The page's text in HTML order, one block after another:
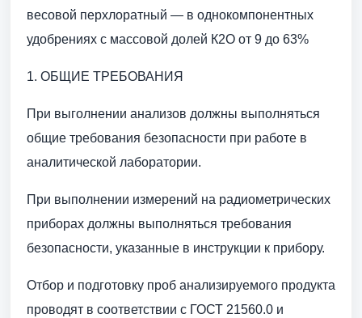
весовой перхлоратный — в однокомпонентных
удобрениях с массовой долей К2О от 9 до 63%
1. ОБЩИЕ ТРЕБОВАНИЯ
При выголнении анализов должны выполняться
общие требования безопасности при работе в
аналитической лаборатории.
При выполнении измерений на радиометрических
приборах должны выполняться требования
безопасности, указанные в инструкции к прибору.
Отбор и подготовку проб анализируемого продукта
проводят в соответствии с ГОСТ 21560.0 и